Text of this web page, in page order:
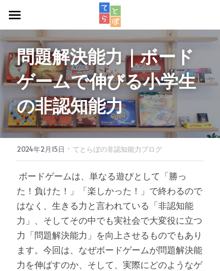
週次教室
スタッフ紹介
アクセス
ロボット教室
お問い合わせ
問題解決能力｜ボード
ゲームで伸びる小学生
の非認知能力
2024年2月15日 · てとらぼの非認知能力ブログ
た！負けた！」「楽しかった！」で終わるので
はなく、生きる力と言われている「非認知能
力」、そしてその中でも実社会で大変役に立つ
力「問題解決能力」を向上させるものでもあり
ます。今回は、なぜボードゲームが問題解決能
力を伸ばすのか、そして、実際にどのようなゲ